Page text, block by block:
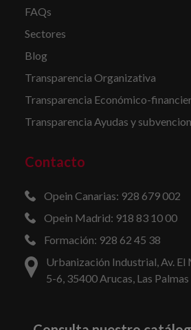
FAQs
Sectores
Blog
Transparencia Organizativa
Transparencia Económico-
Transparencia Ayudas y
Contacto
Opein Canarias: 928 679 002
Opein Madrid: 918 83 10 00
Formación: 928 62 45 38
Urbanización Industrial, Av. El
5-6, 35400 Arucas, Las Palmas